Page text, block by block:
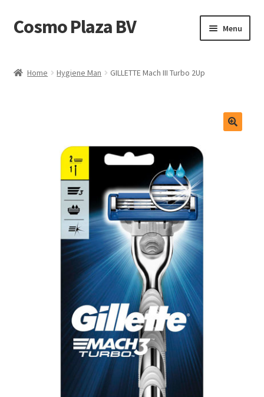
Ga
door
navigatie
Ga
direct
de
inhoud
Cosmo Plaza BV Menu
Mijn account
Home Hygiene Man GILLETTE Mach III Turbo 2Up